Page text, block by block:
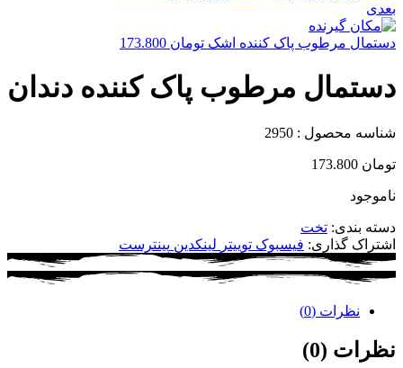
بعدی
دستمال مرطوب پاک کننده اشک تومان
دستمال مرطوب پاک کننده دندان
شناسه محصول : 2950
تومان
ناموجود
دسته بندی: تخت
اشتراک گذاری: فیسبوک توییتر لینکدین پینترست
نظرات (0)
نظرات (0)